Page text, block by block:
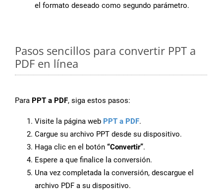
el formato deseado como segundo parámetro.
Pasos sencillos para convertir PPT a
PDF en línea
Para PPT a PDF, siga estos pasos:
Visite la página web PPT a PDF.
Cargue su archivo PPT desde su dispositivo.
Haga clic en el botón “Convertir”.
Espere a que finalice la conversión.
Una vez completada la conversión, descargue el
archivo PDF a su dispositivo.